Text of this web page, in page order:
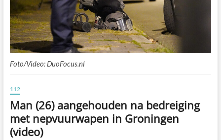
Foto/Video: DuoFocus.nl
112
Man (26) aangehouden na bedreiging
met nepvuurwapen in Groningen
(video)